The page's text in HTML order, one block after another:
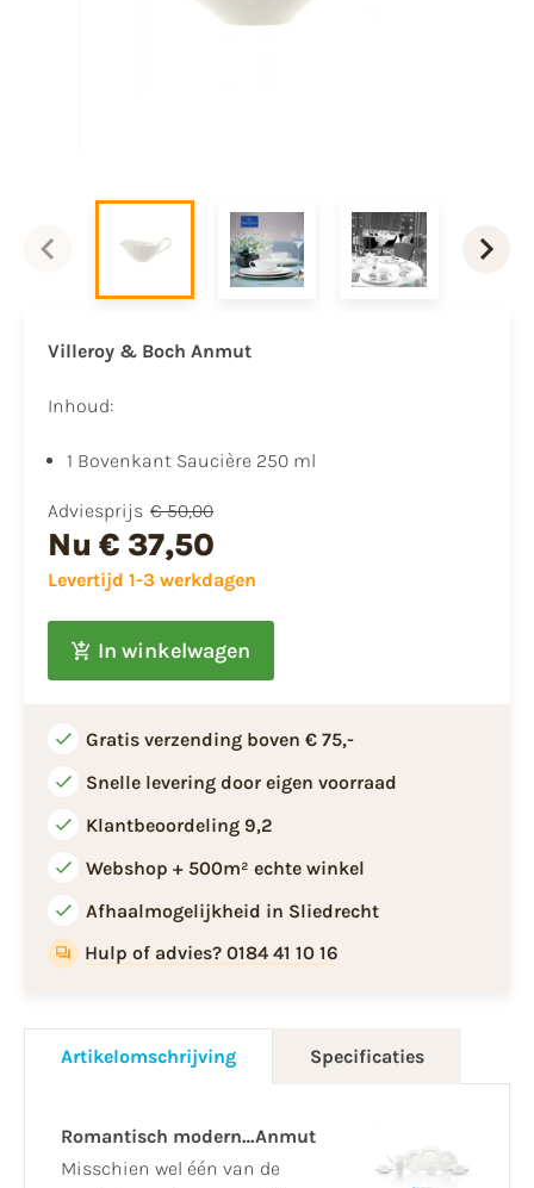
Villeroy & Boch Anmut
Inhoud:
1 Bovenkant Saucière 250 ml
Adviesprijs € 50,00
Nu € 37,50
Levertijd 1-3 werkdagen
In winkelwagen
Gratis verzending boven € 75,-
Snelle levering door eigen voorraad
Klantbeoordeling 9,2
Webshop + 500m² echte winkel
Afhaalmogelijkheid in Sliedrecht
Hulp of advies? 0184 41 10 16
Artikelomschrijving Specificaties
Romantisch modern…Anmut
Misschien wel één van de